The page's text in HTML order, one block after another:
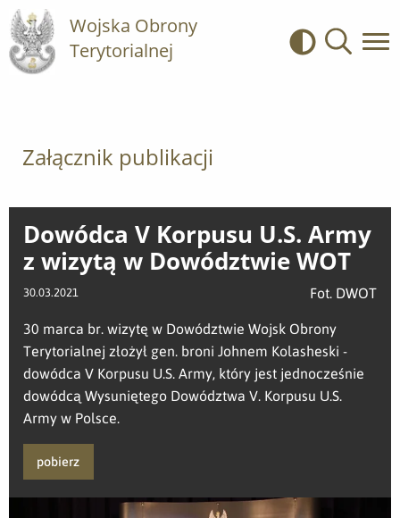
Wojska Obrony
Terytorialnej
Kontrast
Załącznik publikacji
Dowódca V Korpusu U.S. Army
z wizytą w Dowództwie WOT
30.03.2021 Fot. DWOT
30 marca br. wizytę w Dowództwie Wojsk Obrony
Terytorialnej złożył gen. broni Johnem Kolasheski -
dowódca V Korpusu U.S. Army, który jest jednocześnie
dowódcą Wysuniętego Dowództwa V. Korpusu U.S.
Army w Polsce.
pobierz